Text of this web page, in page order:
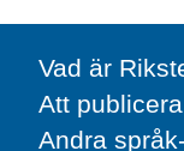
Vad är
Att
Andra